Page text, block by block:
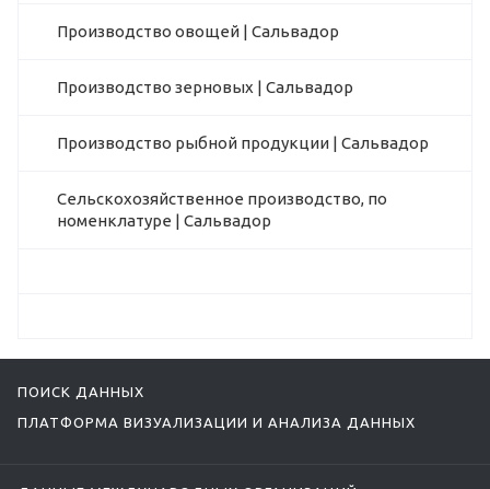
Производство овощей | Сальвадор
Производство зерновых | Сальвадор
Производство рыбной продукции | Сальвадор
Сельскохозяйственное производство, по
номенклатуре | Сальвадор
ПОИСК ДАННЫХ
ПЛАТФОРМА ВИЗУАЛИЗАЦИИ И АНАЛИЗА ДАННЫХ